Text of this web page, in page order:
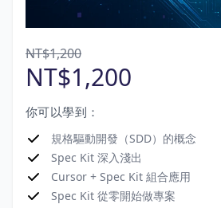
NT$1,200
NT$1,200
你可以學到：
規格驅動開發（SDD）的概念
Spec Kit 深入淺出
Cursor + Spec Kit 組合應用
Spec Kit 從零開始做專案